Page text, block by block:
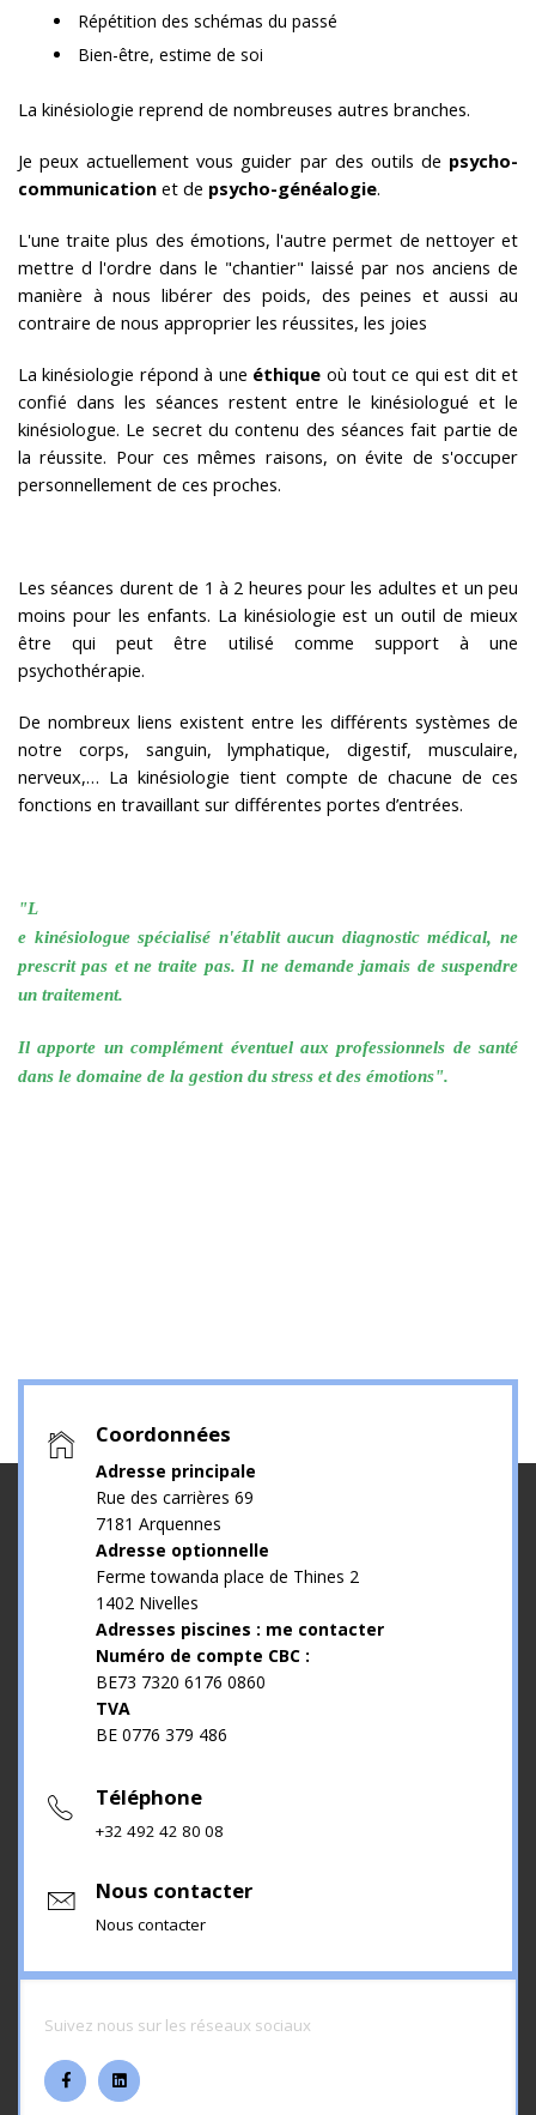
Répétition des schémas du passé
Bien-être, estime de soi
La kinésiologie reprend de nombreuses autres branches.
Je peux actuellement vous guider par des outils de psycho-
communication et de psycho-généalogie.
L'une traite plus des émotions, l'autre permet de nettoyer et
mettre d l'ordre dans le "chantier" laissé par nos anciens de
manière à nous libérer des poids, des peines et aussi au
contraire de nous approprier les réussites, les joies
La kinésiologie répond à une éthique où tout ce qui est dit et
confié dans les séances restent entre le kinésiologué et le
kinésiologue. Le secret du contenu des séances fait partie de
la réussite. Pour ces mêmes raisons, on évite de s'occuper
personnellement de ces proches.
Les séances durent de 1 à 2 heures pour les adultes et un peu
moins pour les enfants. La kinésiologie est un outil de mieux
être qui peut être utilisé comme support à une
psychothérapie.
De nombreux liens existent entre les différents systèmes de
notre corps, sanguin, lymphatique, digestif, musculaire,
nerveux,… La kinésiologie tient compte de chacune de ces
fonctions en travaillant sur différentes portes d’entrées.
"L
e kinésiologue spécialisé n'établit aucun diagnostic médical, ne
prescrit pas et ne traite pas. Il ne demande jamais de suspendre
un traitement.
Il apporte un complément éventuel aux professionnels de santé
dans le domaine de la gestion du stress et des émotions".
Coordonnées
Adresse principale
Rue des carrières 69
7181 Arquennes
Adresse optionnelle
Ferme towanda place de Thines 2
1402 Nivelles
Adresses piscines : me contacter
Numéro de compte CBC :
BE73 7320 6176 0860
TVA
BE 0776 379 486
Téléphone
+32 492 42 80 08
Nous contacter
Nous contacter
Suivez nous sur les réseaux sociaux